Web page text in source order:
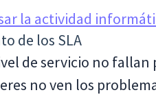
la actividad
de los SLA
de servicio no
no ven los